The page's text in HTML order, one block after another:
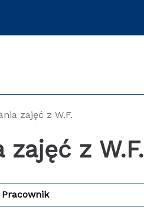
zajęć z W.F.
z W.F.
Pracownik